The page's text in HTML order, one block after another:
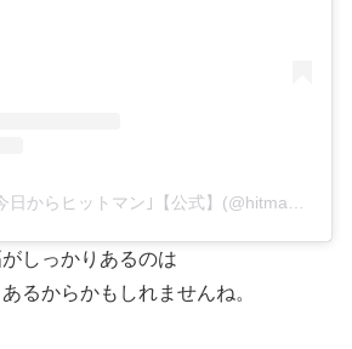
しっかりあるのは
るからかもしれませんね。